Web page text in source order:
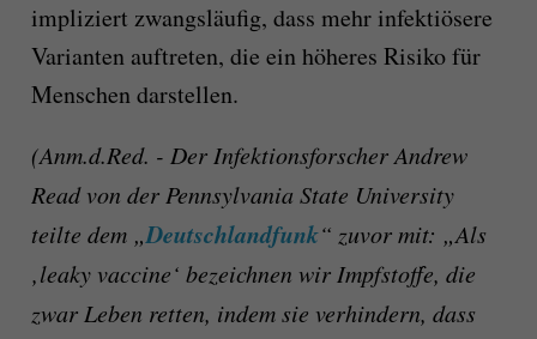
impliziert zwangsläufig, dass mehr infektiösere
Varianten auftreten, die ein höheres Risiko für
Menschen darstellen.
(Anm.d.Red. - Der Infektionsforscher Andrew
Read von der Pennsylvania State University
teilte dem „Deutschlandfunk“ zuvor mit: „Als
‚leaky vaccine‘ bezeichnen wir Impfstoffe, die
zwar Leben retten, indem sie verhindern, dass